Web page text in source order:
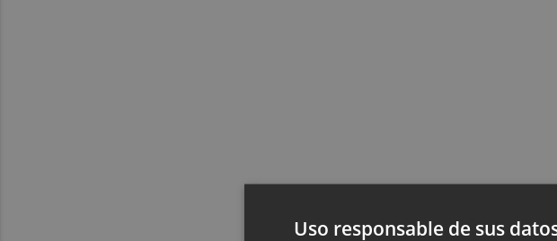
Uso responsable de sus